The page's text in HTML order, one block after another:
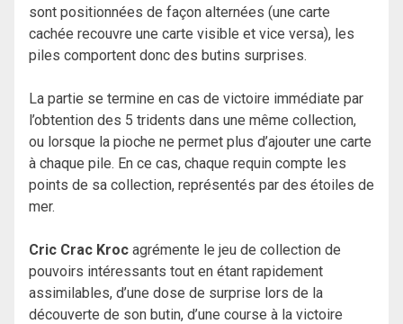
sont positionnées de façon alternées (une carte
cachée recouvre une carte visible et vice versa), les
piles comportent donc des butins surprises.
La partie se termine en cas de victoire immédiate par
l’obtention des 5 tridents dans une même collection,
ou lorsque la pioche ne permet plus d’ajouter une carte
à chaque pile. En ce cas, chaque requin compte les
points de sa collection, représentés par des étoiles de
mer.
Cric Crac Kroc agrémente le jeu de collection de
pouvoirs intéressants tout en étant rapidement
assimilables, d’une dose de surprise lors de la
découverte de son butin, d’une course à la victoire